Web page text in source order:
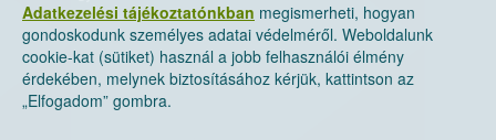
Adatkezelési tájékoztatónkban megismerheti, hogyan
gondoskodunk személyes adatai védelméről. Weboldalunk
cookie-kat (sütiket) használ a jobb felhasználói élmény
érdekében, melynek biztosításához kérjük, kattintson az
„Elfogadom” gombra.